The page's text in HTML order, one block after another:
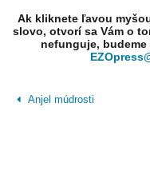
Ak kliknete ľavou
slovo, otvorí sa Vám o
nefunguje,
Anjel múdrosti